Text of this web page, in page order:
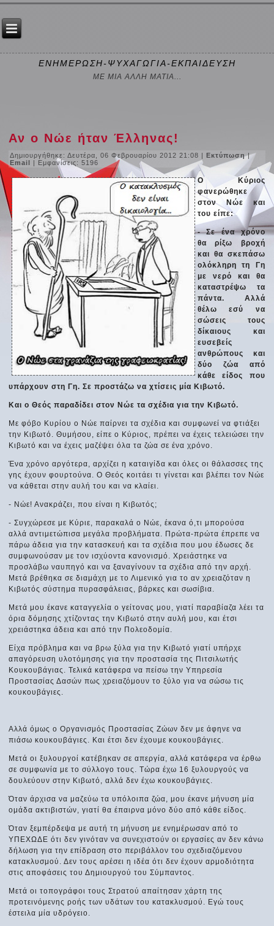
ΕΝΗΜΕΡΩΣΗ-ΨΥΧΑΓΩΓΙΑ-ΕΚΠΑΙΔΕΥΣΗ
ΜΕ ΜΙΑ ΑΛΛΗ ΜΑΤΙΑ...
Αν ο Νώε ήταν Έλληνας!
Δημιουργήθηκε: Δευτέρα, 06 Φεβρουαρίου 2012 21:08 |Εκτύπωση|
Email | Εμφανίσεις: 5196
Ο Κύριος
φανερώθηκε
στον Νώε και
του είπε:
- Σε ένα χρόνο
θα ρίξω βροχή
και θα σκεπάσω
ολόκληρη τη Γη
με νερό και θα
καταστρέψω τα
πάντα. Αλλά
θέλω εσύ να
σώσεις τους
δίκαιους και
ευσεβείς
ανθρώπους και
δύο ζώα από
κάθε είδος που
υπάρχουν στη Γη. Σε προστάζω να χτίσεις μία Κιβωτό.
Και ο Θεός παραδίδει στον Νώε τα σχέδια για την Κιβωτό.
Με φόβο Κυρίου ο Νώε παίρνει τα σχέδια και συμφωνεί να φτιάξει
την Κιβωτό. Θυμήσου, είπε ο Κύριος, πρέπει να έχεις τελειώσει την
Κιβωτό και να έχεις μαζέψει όλα τα ζώα σε ένα χρόνο.
Ένα χρόνο αργότερα, αρχίζει η καταιγίδα και όλες οι θάλασσες της
γης έχουν φουρτούνα. Ο Θεός κοιτάει τι γίνεται και βλέπει τον Νώε
να κάθεται στην αυλή του και να κλαίει.
- Νώε! Ανακράζει, που είναι η Κιβωτός;
- Συγχώρεσε με Κύριε, παρακαλά ο Νώε, έκανα ό,τι μπορούσα
αλλά αντιμετώπισα μεγάλα προβλήματα. Πρώτα-πρώτα έπρεπε να
πάρω άδεια για την κατασκευή και τα σχέδια που μου έδωσες δε
συμφωνούσαν με τον ισχύοντα κανονισμό. Χρειάστηκε να
προσλάβω ναυπηγό και να ξαναγίνουν τα σχέδια από την αρχή.
Μετά βρέθηκα σε διαμάχη με το Λιμενικό για το αν χρειαζόταν η
Κιβωτός σύστημα πυρασφάλειας, βάρκες και σωσίβια.
Μετά μου έκανε καταγγελία ο γείτονας μου, γιατί παραβίαζα λέει τα
όρια δόμησης χτίζοντας την Κιβωτό στην αυλή μου, και έτσι
χρειάστηκα άδεια και από την Πολεοδομία.
Είχα πρόβλημα και να βρω ξύλα για την Κιβωτό γιατί υπήρχε
απαγόρευση υλοτόμησης για την προστασία της Πιτσιλωτής
Κουκουβάγιας. Τελικά κατάφερα να πείσω την Υπηρεσία
Προστασίας Δασών πως χρειαζόμουν το ξύλο για να σώσω τις
κουκουβάγιες.
Αλλά όμως ο Οργανισμός Προστασίας Ζώων δεν με άφηνε να
πιάσω κουκουβάγιες. Και έτσι δεν έχουμε κουκουβάγιες.
Μετά οι ξυλουργοί κατέβηκαν σε απεργία, αλλά κατάφερα να έρθω
σε συμφωνία με το σύλλογο τους. Τώρα έχω 16 ξυλουργούς να
δουλεύουν στην Κιβωτό, αλλά δεν έχω κουκουβάγιες.
Όταν άρχισα να μαζεύω τα υπόλοιπα ζώα, μου έκανε μήνυση μία
ομάδα ακτιβιστών, γιατί θα έπαιρνα μόνο δύο από κάθε είδος.
Όταν ξεμπέρδεψα με αυτή τη μήνυση με ενημέρωσαν από το
ΥΠΕΧΩΔΕ ότι δεν γινόταν να συνεχιστούν οι εργασίες αν δεν κάνω
δήλωση για την επίδραση στο περιβάλλον του σχεδιαζόμενου
κατακλυσμού. Δεν τους αρέσει η ιδέα ότι δεν έχουν αρμοδιότητα
στις αποφάσεις του Δημιουργού του Σύμπαντος.
Μετά οι τοπογράφοι τους Στρατού απαίτησαν χάρτη της
προτεινόμενης ροής των υδάτων του κατακλυσμού. Εγώ τους
έστειλα μία υδρόγειο.